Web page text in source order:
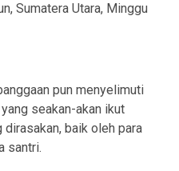
Sumatera Utara, Minggu
pun menyelimuti
seakan-akan ikut
dirasakan, baik oleh para
santri.